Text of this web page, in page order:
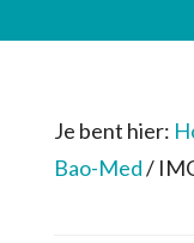
Je bent hier:
Bao-Med/